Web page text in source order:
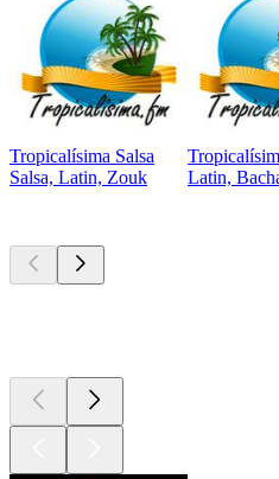
Tropicalísima Salsa
Salsa, Latin, Zouk
Latin,